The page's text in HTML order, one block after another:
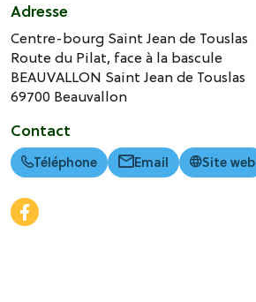
Adresse
Centre-bourg Saint Jean de Touslas
Route du Pilat, face à la bascule
BEAUVALLON Saint Jean de Touslas
69700 Beauvallon
Contact
Téléphone Email Site web